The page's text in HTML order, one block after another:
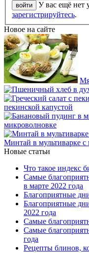
У вас ещё нет
зарегистрируйтесь.
Новое на сайте
пекинской капустой
микроволновке
Минтай в мультиварке
Новые статьи
Что такое индекс
Самые
в марте 2022 года
Благоприятные
Благоприятные
2022 года
Самые
Самые
года
Рецепты блинов,